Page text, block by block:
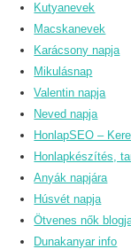
Kutyanevek
Macskanevek
Karácsony napja
Mikulásnap
Valentin napja
Neved napja
HonlapSEO –
Honlapkészítés,
Anyák napjára
Húsvét napja
Ötvenes nők
Dunakanyar info